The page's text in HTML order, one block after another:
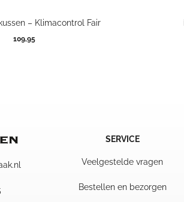
– Klimacontrol Fair
109,95
SERVICE
Veelgestelde vragen
Bestellen en bezorgen